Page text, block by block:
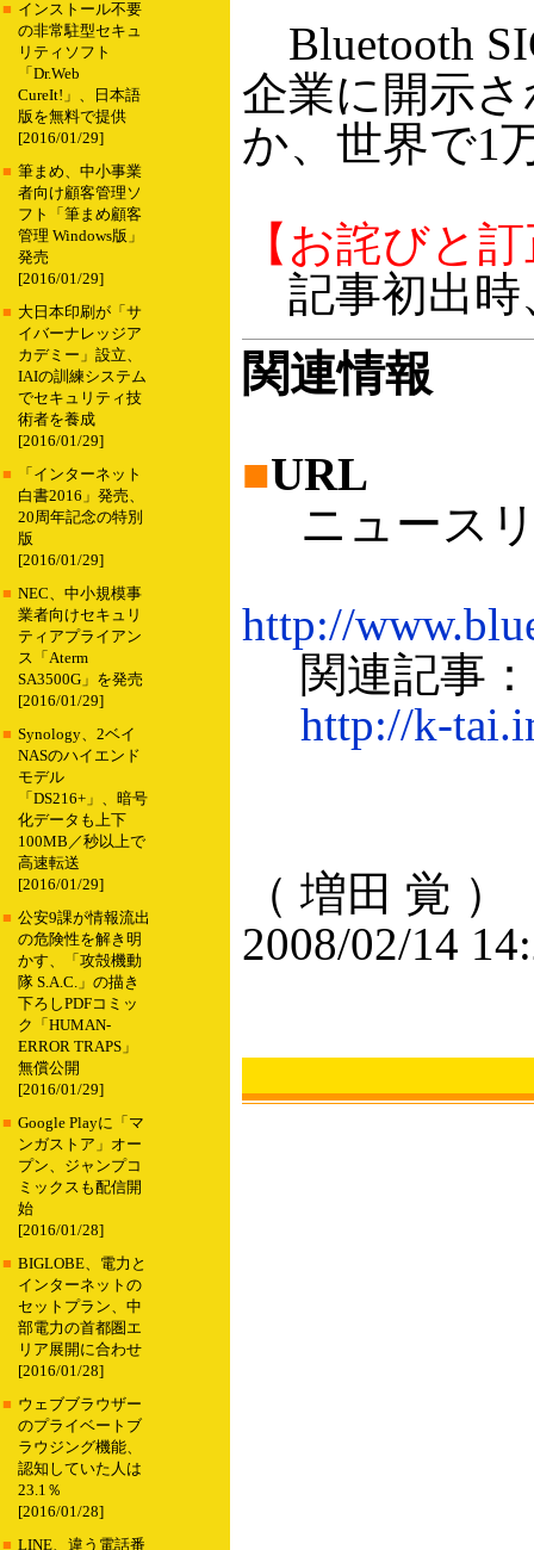
■ インストール不要
の非常駐型セキュ
リティソフト
「Dr.Web
CureIt!」、日本語
版を無料で提供
[2016/01/29]
■ 筆まめ、中小事業
者向け顧客管理ソ
フト「筆まめ顧客
管理 Windows版」
発売
[2016/01/29]
■ 大日本印刷が「サ
イバーナレッジア
カデミー」設立、
IAIの訓練システム
でセキュリティ技
術者を養成
[2016/01/29]
■
「インターネット
白書2016」発売、
20周年記念の特別
版
[2016/01/29]
■ NEC、中小規模事
業者向けセキュリ
ティアプライアン
ス「Aterm
SA3500G」を発売
[2016/01/29]
■ Synology、2ベイ
NASのハイエンド
モデル
「DS216+」、暗号
化データも上下
100MB／秒以上で
高速転送
[2016/01/29]
■ 公安9課が情報流出
の危険性を解き明
かす、「攻殻機動
隊 S.A.C.」の描き
下ろしPDFコミッ
ク「HUMAN-
ERROR TRAPS」
無償公開
[2016/01/29]
■ Google Playに「マ
ンガストア」オー
プン、ジャンプコ
ミックスも配信開
始
[2016/01/28]
■ BIGLOBE、電力と
インターネットの
セットプラン、中
部電力の首都圏エ
リア展開に合わせ
[2016/01/28]
■ ウェブブラウザー
のプライベートブ
ラウジング機能、
認知していた人は
23.1％
[2016/01/28]
■ LINE、違う電話番
Bluetooth
企業に開示さ
か、世界で1
【お詫びと
記事初出時
関連情報
■URL
ニュースリ
http://
関連記事：
http://k-
（ 増田 覚 ）
2008/02/14